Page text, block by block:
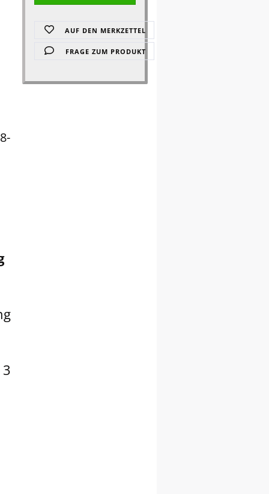
AUF DEN MERKZETTEL
FRAGE ZUM PRODUKT